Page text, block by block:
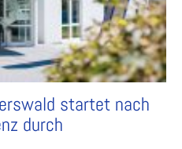
startet nach
durch